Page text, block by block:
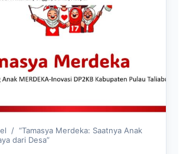
/ “Tamasya Merdeka: Saatnya Anak
dari Desa”